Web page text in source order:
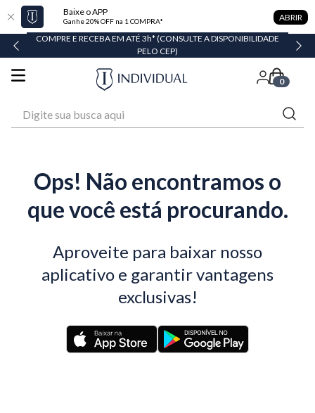
Baixe o APP
Ganhe 20% OFF na 1 COMPRA* ABRIR
COMPRE E RECEBA EM ATÉ 3h* (CONSULTE A DISPONIBILIDADE
PELO CEP)
0
Ops! Não encontramos o
que você está procurando.
Aproveite para baixar nosso
aplicativo e garantir vantagens
exclusivas!